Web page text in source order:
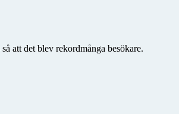
att det blev rekordmånga besökare.